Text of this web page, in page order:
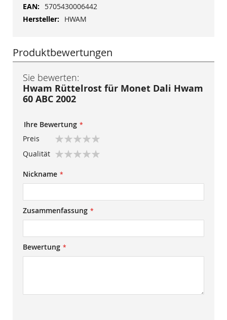
Informationen
5705430006442
HWAM
Produktbewertungen
Sie bewerten:
Hwam Rüttelrost für Monet Dali Hwam
60 ABC 2002
Ihre Bewertung
Preis
star
stars
stars
stars
stars
Qualität
star
stars
stars
stars
stars
Nickname
Zusammenfassung
Bewertung